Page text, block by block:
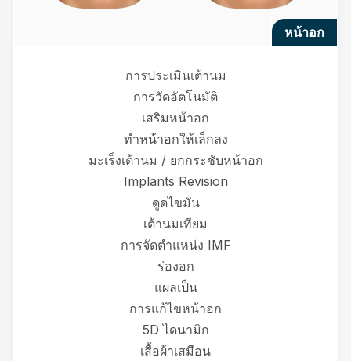
หน้าอก
การประเมินเต้านม
การวัดอัตโนมัติ
เสริมหน้าอก
ทำหน้าอกให้เล็กลง
มะเร็งเต้านม / ยกกระชับหน้าอก
Implants Revision
ดูดไขมัน
เต้านมเทียม
การจัดตำแหน่ง IMF
ร่องอก
แผลเป็น
การแก้ไขหน้าอก
5D ไดนามิก
เสื้อผ้าเสมือน